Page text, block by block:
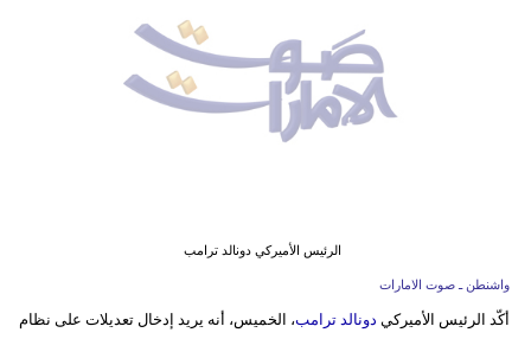
أزياء
الرئيس الأميركي دونالد ترامب
واشنطن ـ صوت الامارات
أكّد الرئيس الأميركي دونالد ترامب، الخميس، أنه يريد إدخال تعديلات على نظام